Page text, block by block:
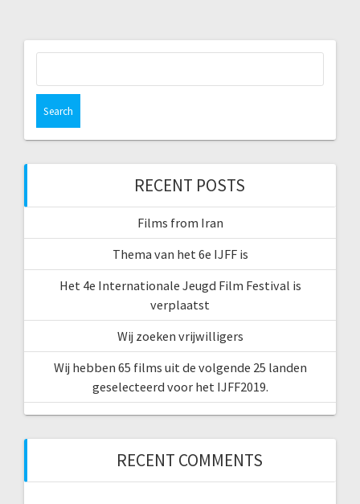
RECENT POSTS
Films from Iran
Thema van het 6e IJFF is
Het 4e Internationale Jeugd Film Festival is
verplaatst
Wij zoeken vrijwilligers
Wij hebben 65 films uit de volgende 25 landen
geselecteerd voor het IJFF2019.
RECENT COMMENTS